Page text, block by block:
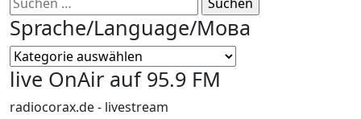
nach:
Sprache/Language/Мова
Sprache/Language/
Мова
live OnAir auf 95.9 FM
radiocorax.de - livestream